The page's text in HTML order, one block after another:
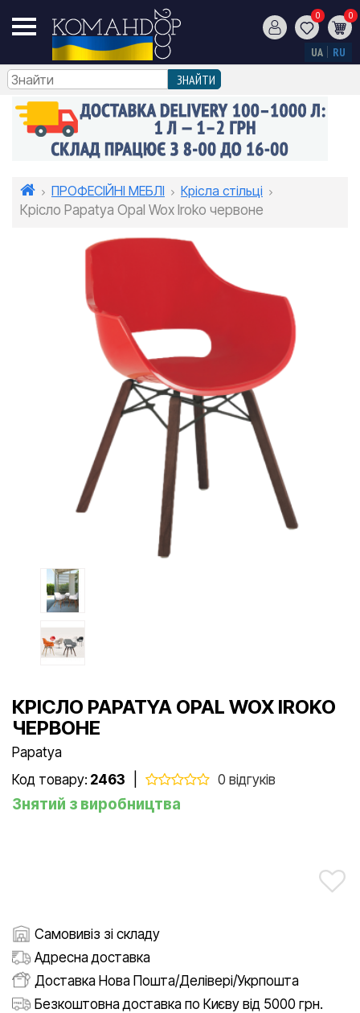
0 0
UA RU
ПРОФЕСІЙНІ МЕБЛІ
Крісла стільці
Крісло Papatya Opal Wox Iroko червоне
КРІСЛО PAPATYA OPAL WOX IROKO
ЧЕРВОНЕ
Papatya
Код товару: 2463 0 відгуків
Знятий з виробництва
Самовивіз зі складу
Адресна доставка
Доставка Нова Пошта/Делівері/Укрпошта
Безкоштовна доставка по Києву від 5000 грн.